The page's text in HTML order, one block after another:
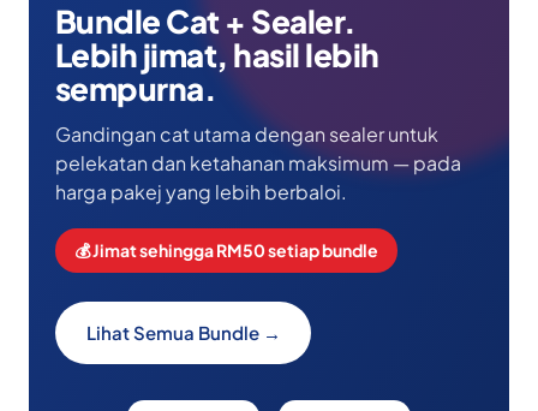
Bundle Cat + Sealer.
Lebih jimat, hasil lebih
sempurna.
Gandingan cat utama dengan sealer untuk
pelekatan dan ketahanan maksimum — pada
harga pakej yang lebih berbaloi.
💰 Jimat sehingga RM50 setiap bundle
Lihat Semua Bundle →